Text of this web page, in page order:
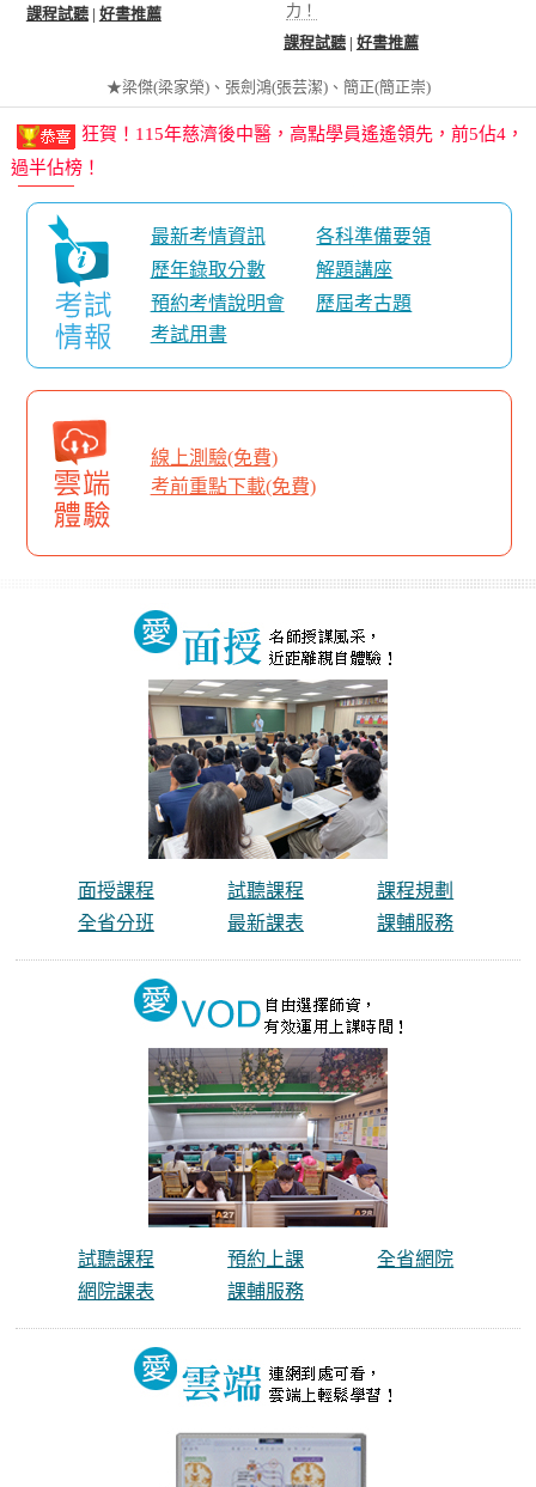
課程試聽| 好書推薦
力！
課程試聽| 好書推薦
★梁傑(梁家榮)、張劍鴻(張芸潔)、簡正(簡正崇)
狂賀！115年義守後中醫，高點學員霸榜前三名4，首播
狂賀！115年慈濟後中醫，高點學員遙遙領先，前5佔4，
過半佔榜！
狂賀！115年中國醫後中醫，高點學員前10佔10，十全為
上！
高點知識達學士後西醫雲端課程，展望116，現正預購
116新課預購中，加碼115現版課程，現在報名提前預
狂賀！115年義守後中醫，高點學員霸榜前三名4，首播
查榜，強勢過半！
狂賀！115年慈濟後中醫，高點學員遙遙領先，前5佔4，
過半佔榜！
狂賀！115年中國醫後中醫，高點學員前10佔10，十全為
最新考情資訊
各科準備要領
歷年錄取分數
解題講座
預約考情說明會
歷屆考古題
考試用書
線上測驗(免費)
考前重點下載(免費)
面授課程 試聽課程
課程規劃
全省分班
最新課表 課輔服務
試聽課程 預約上課
全省網院
網院課表
課輔服務